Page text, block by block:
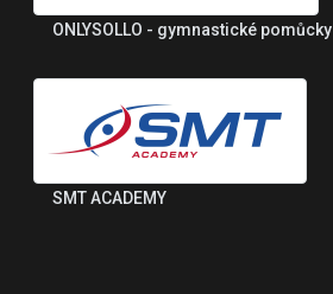
ONLYSOLLO - gymnastické pomůcky
SMT ACADEMY